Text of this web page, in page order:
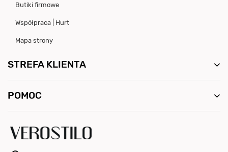
Butiki firmowe
Współpraca | Hurt
Mapa strony
STREFA KLIENTA
POMOC